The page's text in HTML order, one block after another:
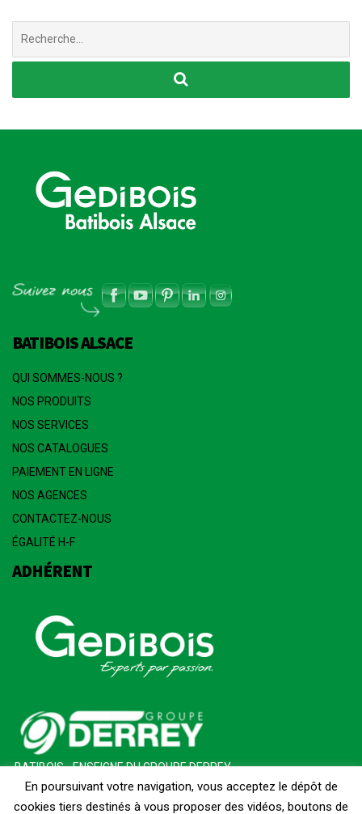
BATIBOIS ALSACE
QUI SOMMES-NOUS ?
NOS PRODUITS
NOS SERVICES
NOS CATALOGUES
PAIEMENT EN LIGNE
NOS AGENCES
CONTACTEZ-NOUS
ÉGALITÉ H-F
ADHÉRENT
BATIBOIS - ENSEIGNE DU GROUPE DERREY
En poursuivant votre navigation, vous acceptez le dépôt de
cookies tiers destinés à vous proposer des vidéos, boutons de